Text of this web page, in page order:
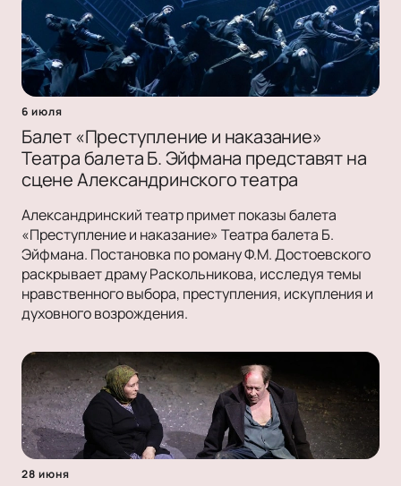
6 июля
Балет «Преступление и наказание»
Театра балета Б. Эйфмана представят на
сцене Александринского театра
Александринский театр примет показы балета
«Преступление и наказание» Театра балета Б.
Эйфмана. Постановка по роману Ф.М. Достоевского
раскрывает драму Раскольникова, исследуя темы
нравственного выбора, преступления, искупления и
духовного возрождения.
28 июня